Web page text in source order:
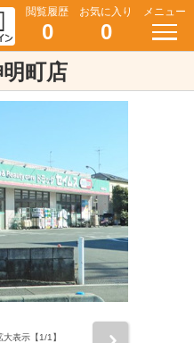
閲覧履歴
0
お気に入り
0
メニュー
町店
大表示【1/1】